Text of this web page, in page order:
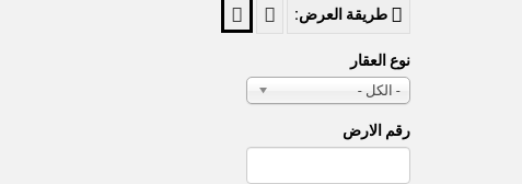
طريقة العرض:
نوع العقار
- الكل -
رقم الارض